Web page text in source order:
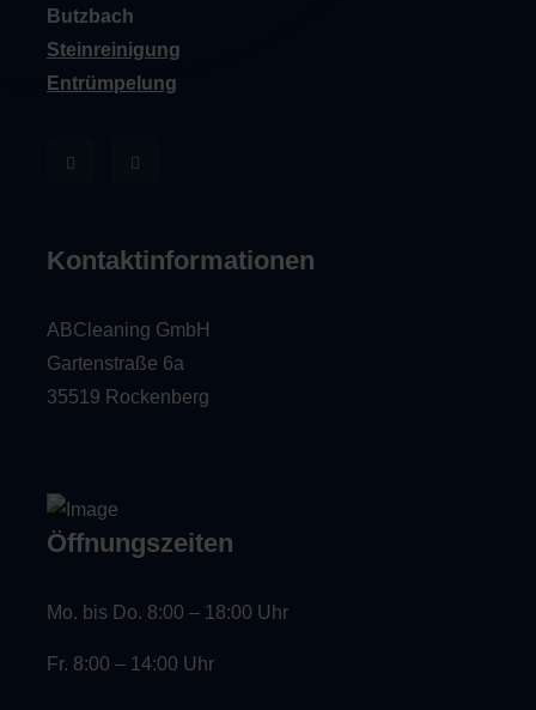
Butzbach
Steinreinigung
Entrümpelung
Kontaktinformationen
ABCleaning GmbH
Gartenstraße 6a
35519 Rockenberg
Öffnungszeiten
Mo. bis Do. 8:00 – 18:00 Uhr
Fr. 8:00 – 14:00 Uhr